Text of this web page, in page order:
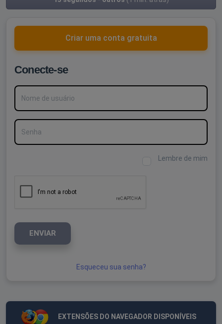
Criar uma conta gratuita
Conecte-se
Nome de usuário
Senha
Lembre de mim
ENVIAR
Esqueceu sua senha?
EXTENSÕES DO NAVEGADOR DISPONÍVEIS